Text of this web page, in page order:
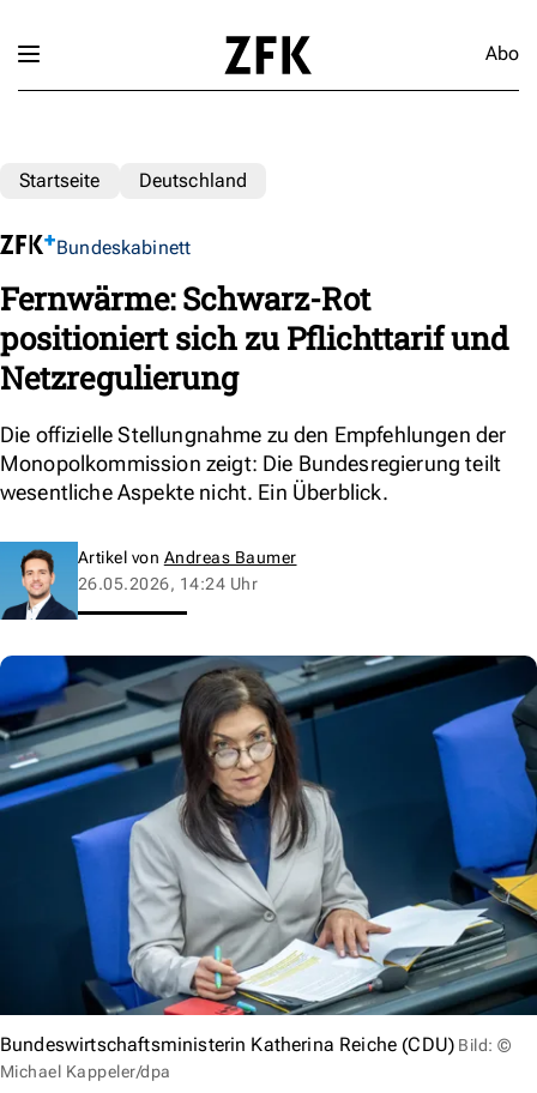
Abo
Startseite Deutschland
Bundeskabinett
Fernwärme: Schwarz-Rot
positioniert sich zu Pflichttarif und
Netzregulierung
Die offizielle Stellungnahme zu den Empfehlungen der
Monopolkommission zeigt: Die Bundesregierung teilt
wesentliche Aspekte nicht. Ein Überblick.
Artikel von Andreas Baumer
26.05.2026, 14:24 Uhr
Bundeswirtschaftsministerin Katherina Reiche (CDU) Bild: ©
Michael Kappeler/dpa